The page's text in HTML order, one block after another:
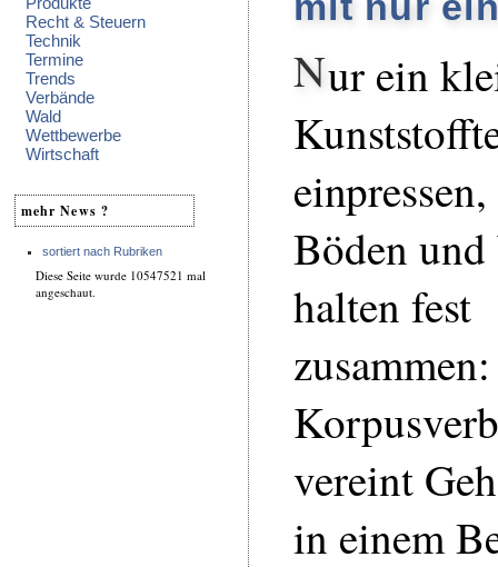
Recht & Steuern
Technik
Termine
Trends
Verbände
Wald
Wettbewerbe
Wirtschaft
mehr News ?
sortiert nach Rubriken
Diese Seite wurde 10547521 mal
angeschaut.
Nur ein
Böden und
halten fest
vereint
in einem